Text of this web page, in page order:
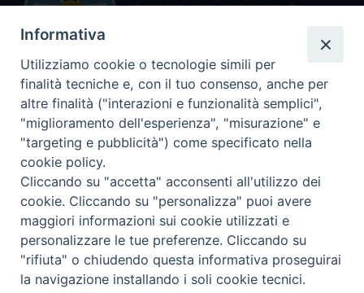
Centralino Curia Vescovile
0541 913711
Indirizzo
47864 PENNABILLI (RN)
Seguici su
Facebook
Instagram
LinkedIn
X YouTube
Feed
Informativa sulla Privacy
Informativa
Utilizziamo cookie o tecnologie simili per
finalità tecniche e, con il tuo consenso, anche per
altre finalità ("interazioni e funzionalità semplici",
"miglioramento dell'esperienza", "misurazione" e
"targeting e pubblicità") come specificato nella
cookie policy.
Cliccando su "accetta" acconsenti all'utilizzo dei
cookie. Cliccando su "personalizza" puoi avere
maggiori informazioni sui cookie utilizzati e
personalizzare le tue preferenze. Cliccando su
"rifiuta" o chiudendo questa informativa proseguirai
la navigazione installando i soli cookie tecnici.